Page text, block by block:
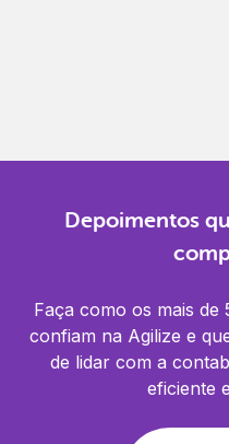
Depoimentos
Faça como os mais de
confiam na Agilize e
de lidar com a
eficiente